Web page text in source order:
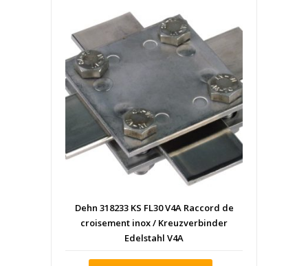
Dehn 318233 KS FL30 V4A Raccord de
croisement inox / Kreuzverbinder
Edelstahl V4A